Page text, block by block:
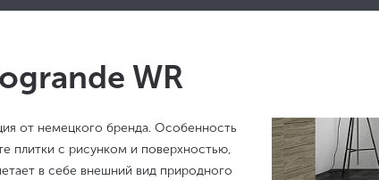
WR
от немецкого бренда. Особенность
плитки с рисунком и поверхностью,
в себе внешний вид природного